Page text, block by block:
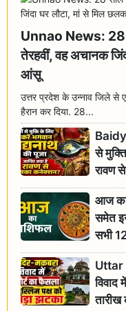
Unnao News: 28
तेरहवीं, वह अचानक
आंसू
उत्तर प्रदेश के उन्नाव जिले से
हैरान कर दिया. 28...
से
रावण
आज
समेत
सभी
Uttar
विवाद
तारीख